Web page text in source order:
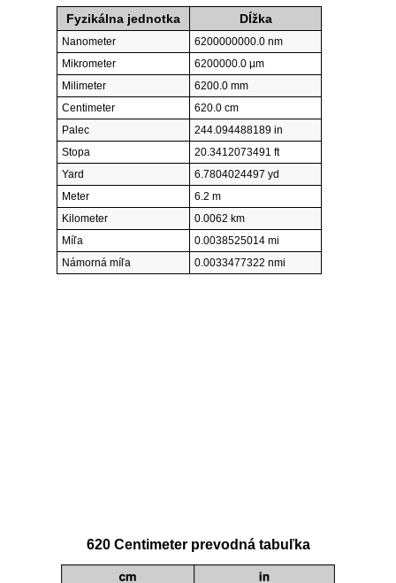
Fyzikálna jednotka Dĺžka
Nanometer
6200000000.0 nm
Mikrometer
6200000.0 µm
Milimeter
6200.0 mm
Centimeter
620.0 cm
Palec
244.094488189 in
Stopa
20.3412073491 ft
Yard
6.7804024497 yd
Meter
6.2 m
Kilometer
0.0062 km
Míľa
0.0038525014 mi
Námorná míľa
0.0033477322 nmi
620 Centimeter prevodná tabuľka